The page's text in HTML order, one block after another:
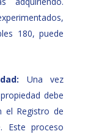
180, puede
Una vez
debe
el Registro de
Este proceso